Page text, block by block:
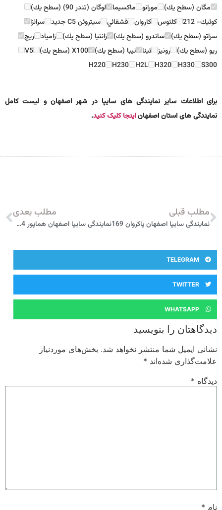
مگان (سطح يك) مورانو ماكسيما لوگان (تندر 90) (سطح يك)
كوئيك- 212
كلئوس كاروان قشقائي سيتروئن C5 جديد
سرانزا
سراتو (سطح يك) ساندرو (سطح يك) زانتيا (سطح يك) زامياد
ريچ
ريو (سطح يك) رونيز تينا تيبا (سطح يك) X100 (سطح يك)
V5
S300
H330
H320
H2L
H230
H220
برای اطلاعات سایر نمایندگی های سایپا در شهر اصفهان و لیست کامل
نمایندگی های استان اصفهاناینجا کلیک کنید.
مطلب قبلی
نمایندگی سایپا اصفهان پاکروان 169
مطلب بعدی
نمایندگی سایپا اصفهان هماپور 3284
TELEGRAM
TWITTER
WHATSAPP
دیدگاهتان را بنویسید
نشانی ایمیل شما منتشر نخواهد شد. بخش‌های موردنیاز
علامت‌گذاری شده‌اند*
دیدگاه*
نام*